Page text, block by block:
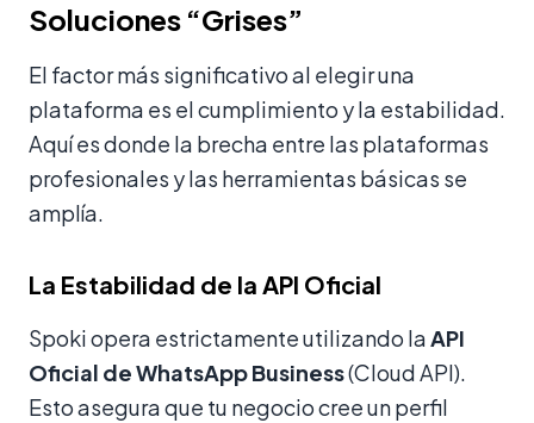
Soluciones “Grises”
El factor más significativo al elegir una
plataforma es el cumplimiento y la estabilidad.
Aquí es donde la brecha entre las plataformas
profesionales y las herramientas básicas se
amplía.
La Estabilidad de la API Oficial
Spoki opera estrictamente utilizando laAPI
Oficial de WhatsApp Business(Cloud API).
Esto asegura que tu negocio cree un perfil